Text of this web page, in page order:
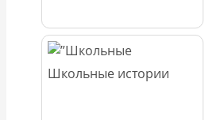
Школьные истории